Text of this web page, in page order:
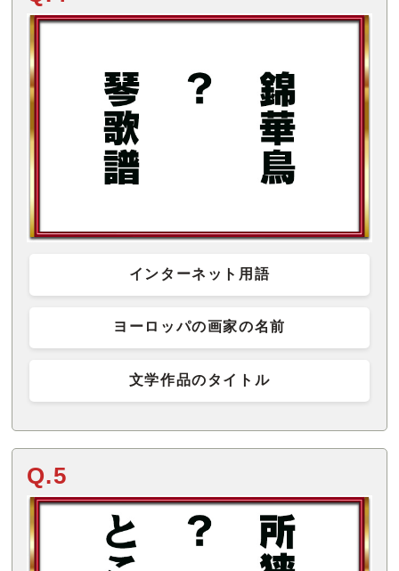
インターネット用語
ヨーロッパの画家の名前
文学作品のタイトル
Q.5